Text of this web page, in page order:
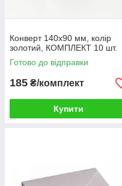
Конверт 140x90 мм, колір
золотий, КОМПЛЕКТ 10 шт.
Готово до відправки
185 ₴/комплект
Купити